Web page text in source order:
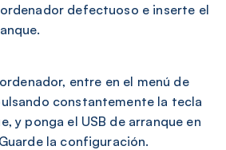
defectuoso e inserte el
entre en el menú de
constantemente la tecla
y ponga el USB de arranque en
la configuración.